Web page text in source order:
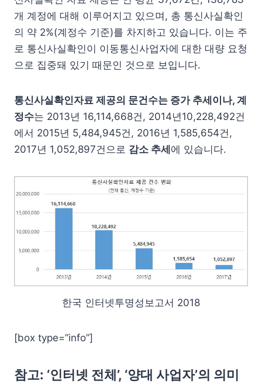
개 계정에 대해 이루어지고 있으며, 총 통신사실확인
의 약 2%(계정수 기준)를 차지하고 있습니다. 이는 주
로 통신사실확인이 이동통신사업자에 대한 대량 요청
으로 집중돼 있기 때문인 것으로 보입니다.
통신사실확인자료 제공의 문건수는 증가 추세이나, 계
정수는 2013년 16,114,668건, 2014년10,228,492건
에서 2015년 5,484,945건, 2016년 1,585,654건,
2017년 1,052,897건으로 감소 추세에 있습니다.
한국 인터넷투명성보고서 2018
[box type=”info”]
참고: ‘인터넷 전체’, ‘양대 사업자’의 의미